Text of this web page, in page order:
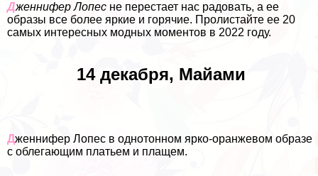
Дженнифер Лопес не перестает нас радовать, а ее
образы все более яркие и горячие. Пролистайте ее 20
самых интересных модных моментов в 2022 году.
14 декабря, Майами
Дженнифер Лопес в однотонном ярко-оранжевом образе
с облегающим платьем и плащем.